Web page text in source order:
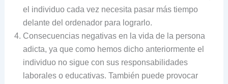
el individuo cada vez necesita pasar más tiempo
delante del ordenador para lograrlo.
Consecuencias negativas en la vida de la persona
adicta, ya que como hemos dicho anteriormente el
individuo no sigue con sus responsabilidades
laborales o educativas. También puede provocar